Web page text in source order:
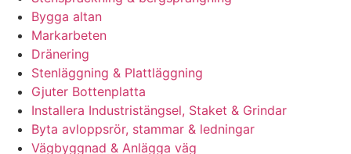
Bygga altan
Markarbeten
Dränering
Stenläggning & Plattläggning
Gjuter Bottenplatta
Installera Industristängsel, Staket & Grindar
Byta avloppsrör, stammar & ledningar
Vägbyggnad & Anlägga väg